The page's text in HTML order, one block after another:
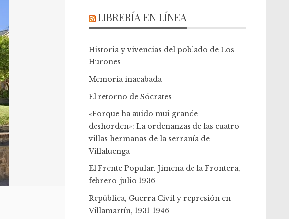
LIBRERÍA EN LÍNEA
Historia y vivencias del poblado de Los
Hurones
Memoria inacabada
El retorno de Sócrates
«Porque ha auido mui grande
deshorden»: La ordenanzas de las cuatro
villas hermanas de la serranía de
Villaluenga
El Frente Popular. Jimena de la Frontera,
febrero-julio 1936
República, Guerra Civil y represión en
Villamartín, 1931-1946